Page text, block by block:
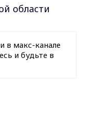
области
в макс-канале
и будьте в